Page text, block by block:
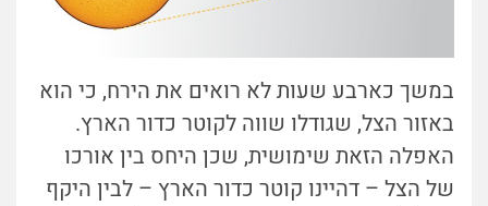
במשך כארבע שעות לא רואים את הירח, כי הוא
באזור הצל, שגודלו שווה לקוטר כדור הארץ.
האפלה הזאת שימושית, שכן היחס בין אורכו
של הצל – דהיינו קוטר כדור הארץ – לבין היקף